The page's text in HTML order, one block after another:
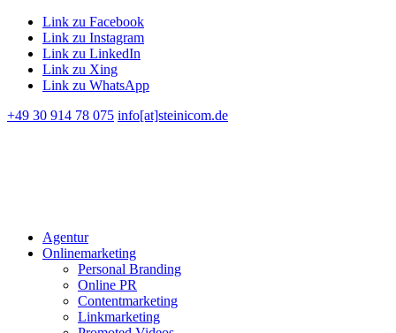
Link zu Facebook
Link zu Instagram
Link zu LinkedIn
Link zu Xing
Link zu WhatsApp
+49 30 914 78 075 info[at]steinicom.de
Agentur
Onlinemarketing
Personal Branding
Online PR
Contentmarketing
Linkmarketing